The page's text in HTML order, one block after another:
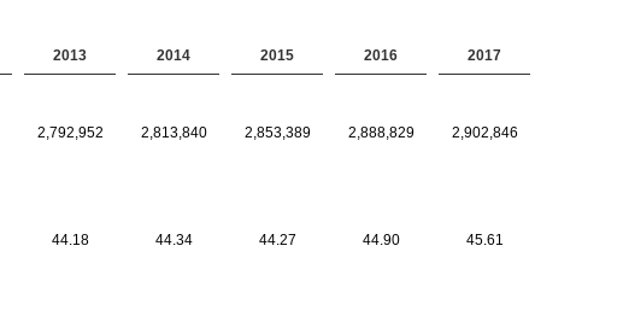
2013 2014 2015 2016 2017
2,792,952 2,813,840 2,853,389 2,888,829 2,902,846
44.18 44.34 44.27 44.90 45.61